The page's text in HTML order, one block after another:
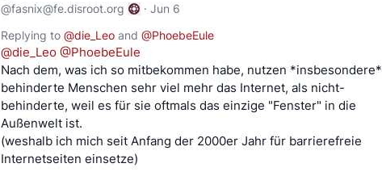
@fasnix@fe.disroot.org · Jun 6
Replying to @die_Leo and @PhoebeEule
@die_Leo @PhoebeEule
Nach dem, was ich so mitbekommen habe, nutzen *insbesondere*
behinderte Menschen sehr viel mehr das Internet, als nicht-
behinderte, weil es für sie oftmals das einzige "Fenster" in die
Außenwelt ist.
(weshalb ich mich seit Anfang der 2000er Jahr für barrierefreie
Internetseiten einsetze)